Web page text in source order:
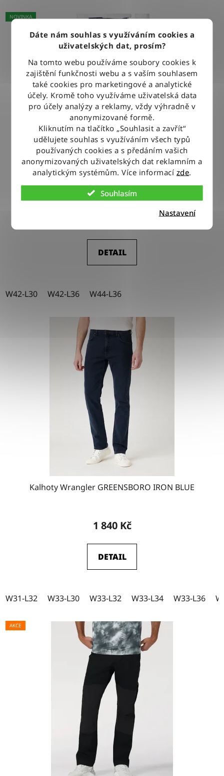
Dáte nám souhlas s využíváním cookies a
uživatelských dat, prosím?
Na tomto webu používáme soubory cookies k
zajištění funkčnosti webu a s vaším souhlasem
také cookies pro marketingové a analytické
účely. Kromě toho využíváme uživatelská data
pro účely analýzy a reklamy, vždy výhradně v
anonymizované formě.
Kliknutím na tlačítko „Souhlasit a zavřít“
udělujete souhlas s využíváním všech typů
používaných cookies a s předáním vašich
anonymizovaných uživatelských dat reklamním a
analytickým systémům. Více informací zde.
Souhlasím
Nastavení
NOVINKA
Kalhoty Wrangler TEXAS DARKSTONE
DETAIL
W42-L30 W42-L36 W44-L36
Kalhoty Wrangler GREENSBORO IRON BLUE
hodnocení
je
4,5
hvězdiček.
1 840 Kč
DETAIL
W31-L32 W33-L30 W33-L32 W33-L34 W33-L36
AKCE